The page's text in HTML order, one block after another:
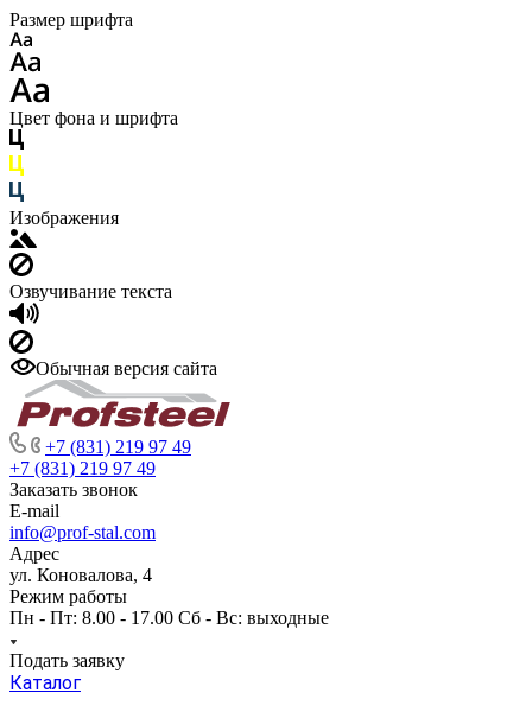
Размер шрифта
Цвет фона и шрифта
Изображения
Озвучивание текста
Обычная версия сайта
+7 (831) 219 97 49
+7 (831) 219 97 49
Заказать звонок
E-mail
info@prof-stal.com
Адрес
ул. Коновалова, 4
Режим работы
Пн - Пт: 8.00 - 17.00 Сб - Вс: выходные
Подать заявку
Каталог